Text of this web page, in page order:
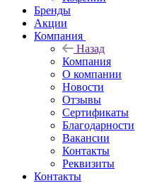
Бренды
Акции
Компания
Назад
Компания
О компании
Новости
Отзывы
Сертификаты
Благодарности
Вакансии
Контакты
Реквизиты
Контакты